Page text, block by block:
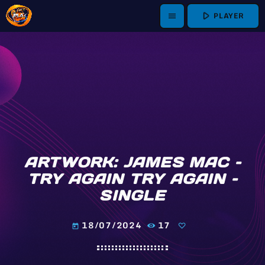
menu play_arrow PLAYER
ARTWORK: JAMES MAC –
TRY AGAIN TRY AGAIN –
SINGLE
today 18/07/2024 17